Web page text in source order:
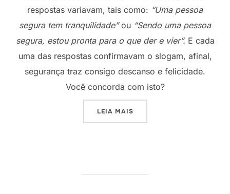
respostas variavam, tais como: “Uma pessoa
segura tem tranquilidade”ou “Sendo uma pessoa
segura, estou pronta para o que der e vier”. E cada
uma das respostas confirmavam o slogam, afinal,
segurança traz consigo descanso e felicidade.
Você concorda com isto?
LEIA MAIS“FUNDAMENTO”